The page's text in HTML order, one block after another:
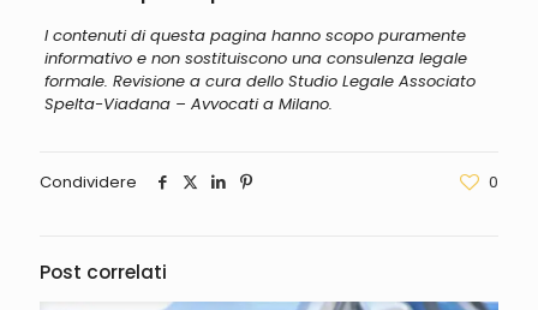
I contenuti di questa pagina hanno scopo puramente
informativo e non sostituiscono una consulenza legale
formale. Revisione a cura dello Studio Legale Associato
Spelta-Viadana – Avvocati a Milano.
Condividere 0
Post correlati